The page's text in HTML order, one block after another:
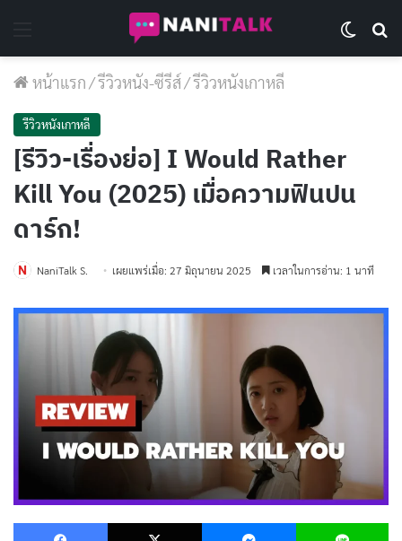
หน้าแรก/รีวิวหนัง-ซีรีส์/รีวิวหนังเกาหลี
รีวิวหนังเกาหลี
[รีวิว-เรื่องย่อ] I Would Rather
Kill You (2025) เมื่อความฟินปน
ดาร์ก!
NaniTalk S. เผยแพร่เมื่อ: 27 มิถุนายน 2025 เวลาในการอ่าน: 1 นาที
Facebook X Messenger